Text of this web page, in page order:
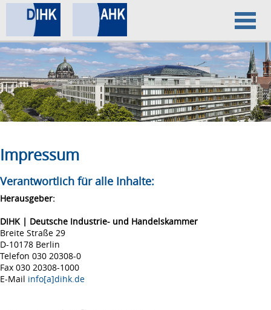
Home
Datenschutz
Impressum
Impressum
Verantwortlich für alle Inhalte:
Herausgeber:
DIHK | Deutsche Industrie- und Handelskammer
Breite Straße 29
D-10178 Berlin
Telefon 030 20308-0
Fax 030 20308-1000
E-Mail info[a]dihk.de